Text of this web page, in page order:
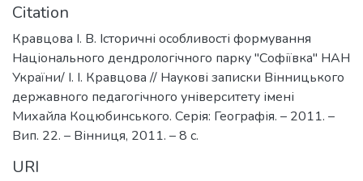
Citation
Кравцова І. В. Історичні особливості формування
Національного дендрологічного парку "Софіївка" НАН
України/ І. І. Кравцова // Наукові записки Вінницького
державного педагогічного університету імені
Михайла Коцюбинського. Серія: Географія. – 2011. –
Вип. 22. – Вінниця, 2011. – 8 с.
URI